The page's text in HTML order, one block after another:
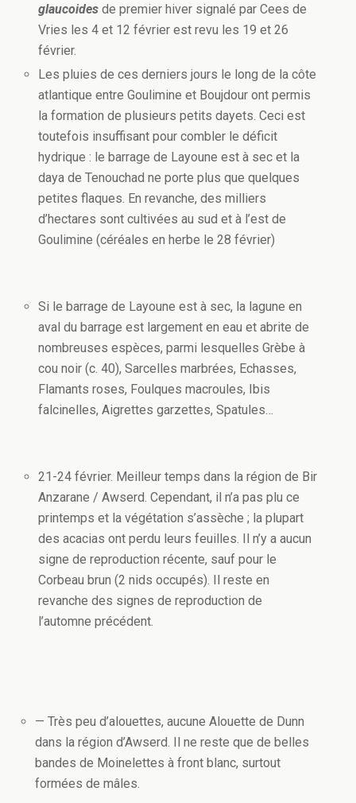
glaucoides de premier hiver signalé par Cees de
Vries les 4 et 12 février est revu les 19 et 26
février.
Les pluies de ces derniers jours le long de la côte
atlantique entre Goulimine et Boujdour ont permis
la formation de plusieurs petits dayets. Ceci est
toutefois insuffisant pour combler le déficit
hydrique : le barrage de Layoune est à sec et la
daya de Tenouchad ne porte plus que quelques
petites flaques. En revanche, des milliers
d’hectares sont cultivées au sud et à l’est de
Goulimine (céréales en herbe le 28 février)
Si le barrage de Layoune est à sec, la lagune en
aval du barrage est largement en eau et abrite de
nombreuses espèces, parmi lesquelles Grèbe à
cou noir (c. 40), Sarcelles marbrées, Echasses,
Flamants roses, Foulques macroules, Ibis
falcinelles, Aigrettes garzettes, Spatules…
21-24 février. Meilleur temps dans la région de Bir
Anzarane / Awserd. Cependant, il n’a pas plu ce
printemps et la végétation s’assèche ; la plupart
des acacias ont perdu leurs feuilles. Il n’y a aucun
signe de reproduction récente, sauf pour le
Corbeau brun (2 nids occupés). Il reste en
revanche des signes de reproduction de
l’automne précédent.
— Très peu d’alouettes, aucune Alouette de Dunn
dans la région d’Awserd. Il ne reste que de belles
bandes de Moinelettes à front blanc, surtout
formées de mâles.